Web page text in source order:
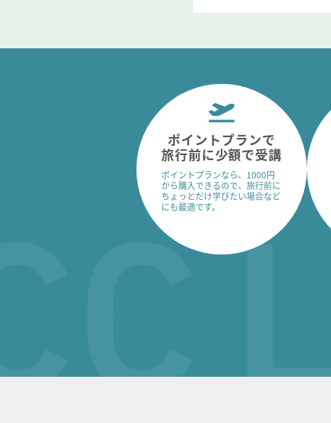
ポイントプランで
旅行前に少額で受講
ポイントプランなら、1000円
から購入できるので、旅行前に
ちょっとだけ学びたい場合など
にも最適です。